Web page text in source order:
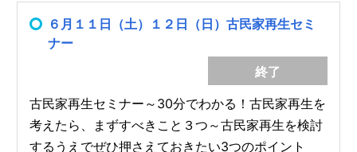
６月１１日（土）１２日（日）古民家再生セミ
ナー
終了
古民家再生セミナー～30分でわかる！古民家再生を
考えたら、まずすべきこと３つ～古民家再生を検討
するうえでぜひ押さえておきたい3つのポイント